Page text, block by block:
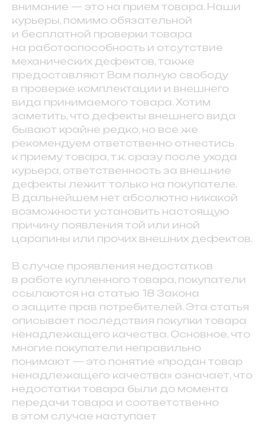
внимание — это на прием товара. Наши
курьеры, помимо обязательной
и бесплатной проверки товара
на работоспособность и отсутствие
механических дефектов, также
предоставляют Вам полную свободу
в проверке комплектации и внешнего
вида принимаемого товара. Хотим
заметить, что дефекты внешнего вида
бывают крайне редко, но все же
рекомендуем ответственно отнестись
к приему товара, т.к. сразу после ухода
курьера, ответственность за внешние
дефекты лежит только на покупателе.
В дальнейшем нет абсолютно никакой
возможности установить настоящую
причину появления той или иной
царапины или прочих внешних дефектов.
В случае проявления недостатков
в работе купленного товара, покупатели
ссылаются на статью 18 Закона
о защите прав потребителей. Эта статья
описывает последствия покупки товара
ненадлежащего качества. Основное, что
многие покупатели неправильно
понимают — это понятие «продан товар
ненадлежащего качества» означает, что
недостатки товара были до момента
передачи товара и соответственно
в этом случае наступает